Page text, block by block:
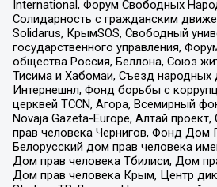
International, Форум Свободных
Солидарность с гражданским
Solidarus, КрымSOS, Свободный
государственного управления,
общества Россия, Беллона, Союз
Тисима и Хабомаи, Съезд народных
Интернешнл, Фонд борьбы с
церквей TCCN, Агора, Всемирный
Novaja Gazeta-Europe, Алтай
прав человека Чернигов, Фонд Дом
Белорусский дом прав человека
Дом прав человека Тбилиси, Дом
Дом прав человека Крым, Центр